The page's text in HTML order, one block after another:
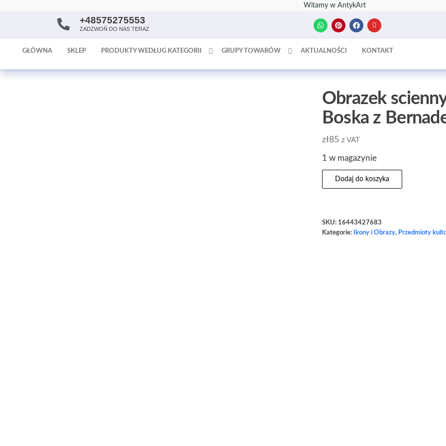
Witamy w AntykArt
AntykArt
poświęcona
sprzedaży
tapet
+48575275553
ZADZWOŃ DO NAS TERAZ
GŁÓWNA SKLEP PRODUKTY WEDŁUG KATEGORII GRUPY TOWARÓW AKTUALNOŚCI KONTAKT
Obrazek
Boska z
zł85 z VAT
1 w magazynie
Dodaj do koszyka
SKU: 16443427683
Kategorie:
Ikony i Obrazy, Przedmioty